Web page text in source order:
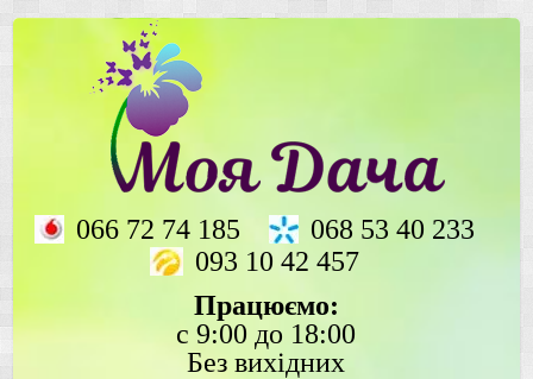
066 72 74 185
068 53 40 233
093 10 42 457
Працюємо:
с 9:00 до 18:00
Без вихідних